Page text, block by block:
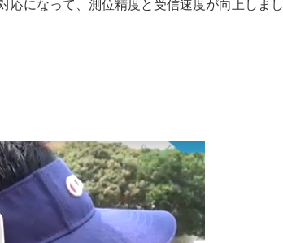
応になって、測位精度と受信速度が向上しまし